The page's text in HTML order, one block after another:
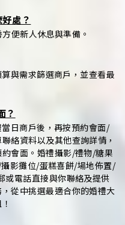
處？
便新人休息與準備。
與需求篩選商戶，並查看最
？
日商戶後，再按預約會面/
絡資料以及其他查詢詳情，
會面。婚禮攝影/禮物/糖果
影攤位/蛋糕喜餅/場地佈置/
或電話直接與你聯絡及提供
從中挑選最適合你的婚禮大